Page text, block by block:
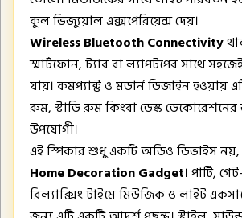
কুল ভিজ্যুয়াল এক্সপেরিয়েন্স দেয়।
Wireless Bluetooth Connectivity
স্মার্টফোন, ট্যাব বা ল্যাপটপের সাথে
যায়। কমপ্যাক্ট ও মডার্ন ডিজাইন হওয়ায়
রুম, স্টাডি রুম কিংবা ডেস্ক
উপযোগী।
এই স্পিকার শুধু একটি অডিও ডিভাইস
Home Decoration Gadget। পার্টি,
রিল্যাক্সিং টাইমে মিউজিক ও লাইট